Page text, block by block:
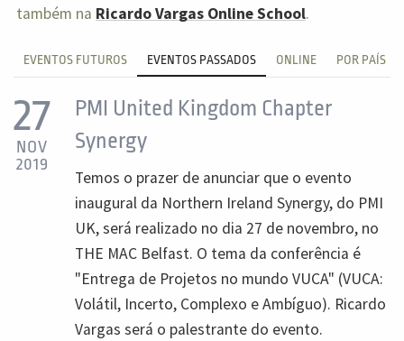
também na Ricardo Vargas Online School.
EVENTOS FUTUROS EVENTOS PASSADOS ONLINE POR PAÍS
27
NOV
2019
PMI United Kingdom Chapter
Synergy
Temos o prazer de anunciar que o evento
inaugural da Northern Ireland Synergy, do PMI
UK, será realizado no dia 27 de novembro, no
THE MAC Belfast. O tema da conferência é
"Entrega de Projetos no mundo VUCA" (VUCA:
Volátil, Incerto, Complexo e Ambíguo). Ricardo
Vargas será o palestrante do evento.